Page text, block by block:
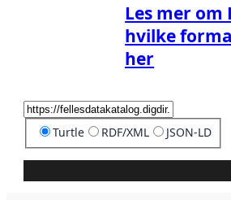
Les mer om
hvilke
her
Turtle RDF/XML JSON-LD